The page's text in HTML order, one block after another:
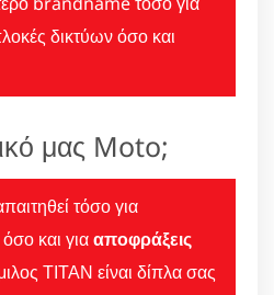
δικτύων όσο και
μας Moto;
τόσο για
και γιααποφράξεις
ΤΙΤΑΝ είναι δίπλα σας